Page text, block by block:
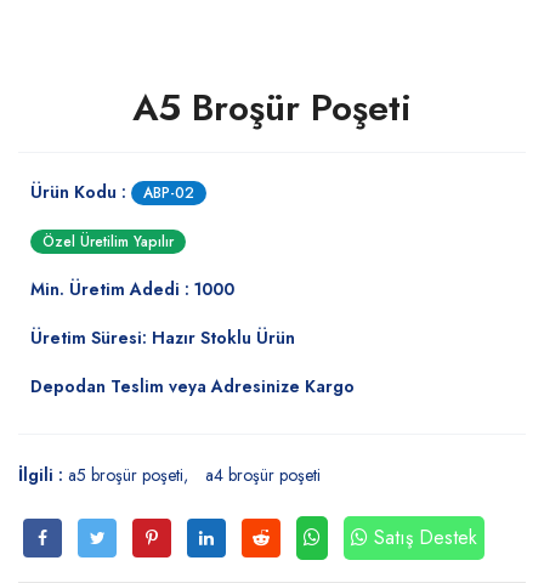
A5 Broşür Poşeti
Ürün Kodu : ABP-02
Özel Üretilim Yapılır
Min. Üretim Adedi : 1000
Üretim Süresi: Hazır Stoklu Ürün
Depodan Teslim veya Adresinize Kargo
İlgili : a5 broşür poşeti a4 broşür poşeti
Satış Destek